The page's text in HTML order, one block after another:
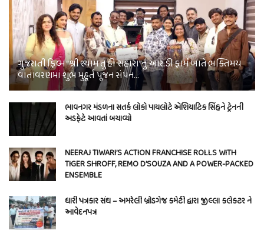
ગુજરાતી ફિલ્મ “શ્રી શ્યામ તું હી સહારા”નું આર.ડી ફાર્મ ખાતે ભક્તિમય
વાતાવરણમાં શુભ મુહૂર્ત પૂજન સંપન…
ભાવનગર મંડળના સતર્ક લોકો પાયલોટે એશિયાટિક સિંહને ટ્રેનની
અડફેટે આવતાં બચાવ્યો
NEERAJ TIWARI’S ACTION FRANCHISE ROLLS WITH
TIGER SHROFF, REMO D’SOUZA AND A POWER-PACKED
ENSEMBLE
ધારી પત્રકાર સંઘ – અમરેલી બ્રોડગેજ કમેટી દ્વારા જીલ્લા કલેકટર ને
આવેદનપત્ર